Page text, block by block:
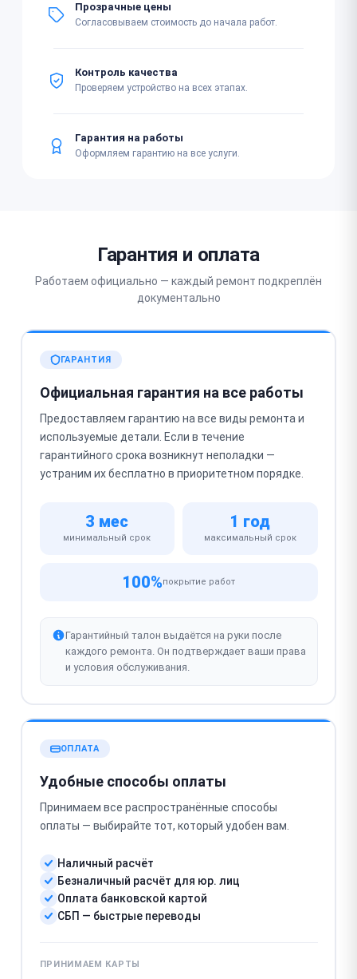
Прозрачные цены
Согласовываем стоимость до начала работ.
Контроль качества
Проверяем устройство на всех этапах.
Гарантия на работы
Оформляем гарантию на все услуги.
Гарантия и оплата
Работаем официально — каждый ремонт подкреплён
документально
ГАРАНТИЯ
Официальная гарантия на все работы
Предоставляем гарантию на все виды ремонта и
используемые детали. Если в течение
гарантийного срока возникнут неполадки —
устраним их бесплатно в приоритетном порядке.
3 мес
минимальный срок
1 год
максимальный срок
100%покрытие работ
Гарантийный талон выдаётся на руки после
каждого ремонта. Он подтверждает ваши права
и условия обслуживания.
ОПЛАТА
Удобные способы оплаты
Принимаем все распространённые способы
оплаты — выбирайте тот, который удобен вам.
Наличный расчёт
Безналичный расчёт для юр. лиц
Оплата банковской картой
СБП — быстрые переводы
ПРИНИМАЕМ КАРТЫ